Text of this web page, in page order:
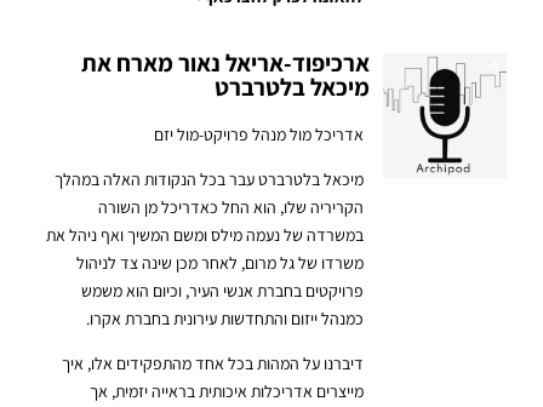
ארכיפוד-אריאל נאור מארח את
מיכאל בלטרברט
אדריכל מול מנהל פרויקט-מול יזם
מיכאל בלטרברט עבר בכל הנקודות האלה במהלך
הקריריה שלו, הוא החל כאדריכל מן השורה
במשרדה של נעמה מילס ומשם המשיך ואף ניהל את
משרדו של גל מרום, לאחר מכן שינה צד לניהול
פרויקטים בחברת אנשי העיר, וכיום הוא משמש
כמנהל ייזום והתחדשות עירונית בחברת אקרו.
דיברנו על המהות בכל אחד מהתפקידים אלו, איך
מייצרים אדריכלות איכותית בראייה יזמית, אך